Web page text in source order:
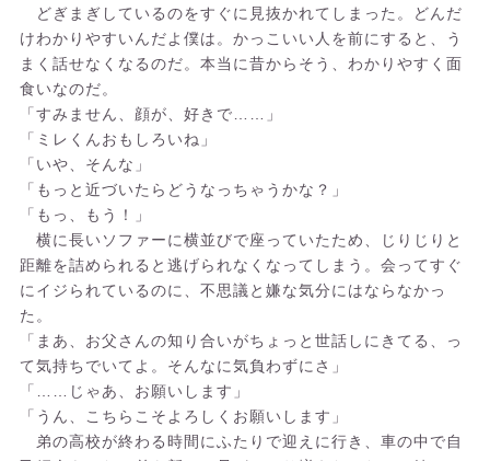
どぎまぎしているのをすぐに見抜かれてしまった。どんだ
けわかりやすいんだよ僕は。かっこいい人を前にすると、う
まく話せなくなるのだ。本当に昔からそう、わかりやすく面
食いなのだ。
「すみません、顔が、好きで……」
「ミレくんおもしろいね」
「いや、そんな」
「もっと近づいたらどうなっちゃうかな？」
「もっ、もう！」
横に長いソファーに横並びで座っていたため、じりじりと
距離を詰められると逃げられなくなってしまう。会ってすぐ
にイジられているのに、不思議と嫌な気分にはならなかっ
た。
「まあ、お父さんの知り合いがちょっと世話しにきてる、っ
て気持ちでいてよ。そんなに気負わずにさ」
「……じゃあ、お願いします」
「うん、こちらこそよろしくお願いします」
弟の高校が終わる時間にふたりで迎えに行き、車の中で自